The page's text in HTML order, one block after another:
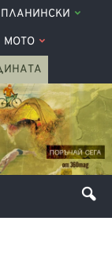
ПЛАНИНСКИ
МОТО